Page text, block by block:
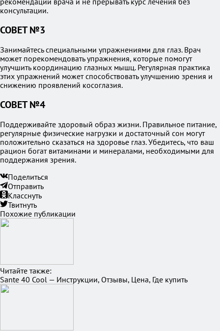
консультации.
СОВЕТ №3
Занимайтесь специальными упражнениями для глаз. Врач
может порекомендовать упражнения, которые помогут
улучшить координацию глазных мышц. Регулярная практика
этих упражнений может способствовать улучшению зрения и
снижению проявлений косоглазия.
СОВЕТ №4
Поддерживайте здоровый образ жизни. Правильное питание,
регулярные физические нагрузки и достаточный сон могут
положительно сказаться на здоровье глаз. Убедитесь, что ваш
рацион богат витаминами и минералами, необходимыми для
поддержания зрения.
Поделиться
Отправить
Класснуть
Твитнуть
Похожие публикации
Читайте также:
Sante 40 Cool — Инструкции, Отзывы, Цена, Где купить